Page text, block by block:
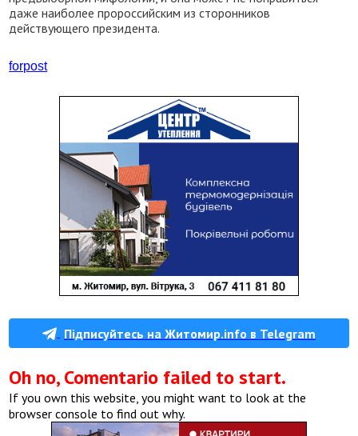
даже наиболее пророссийским из сторонников
действующего президента.
forpost
Підписуйтесь на Житомир.info в Telegram
Oh no, Comentario failed to start.
If you own this website, you might want to look at the
browser console to find out why.